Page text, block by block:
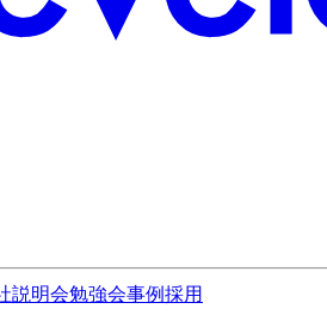
説明会勉強会事例採用